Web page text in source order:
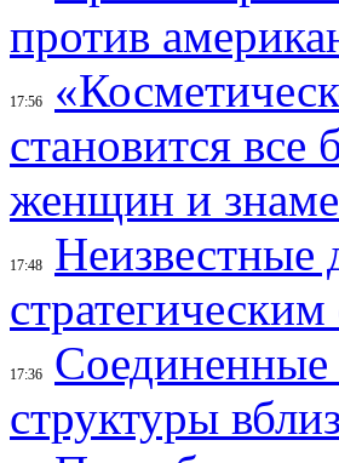
против
17:56
становится
женщин и
17:48
Неизвестные
17:36
Соединенные
структуры